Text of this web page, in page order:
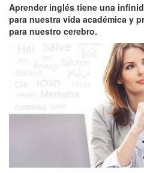
Aprender inglés tiene una
para nuestra vida académica y
para nuestro cerebro.